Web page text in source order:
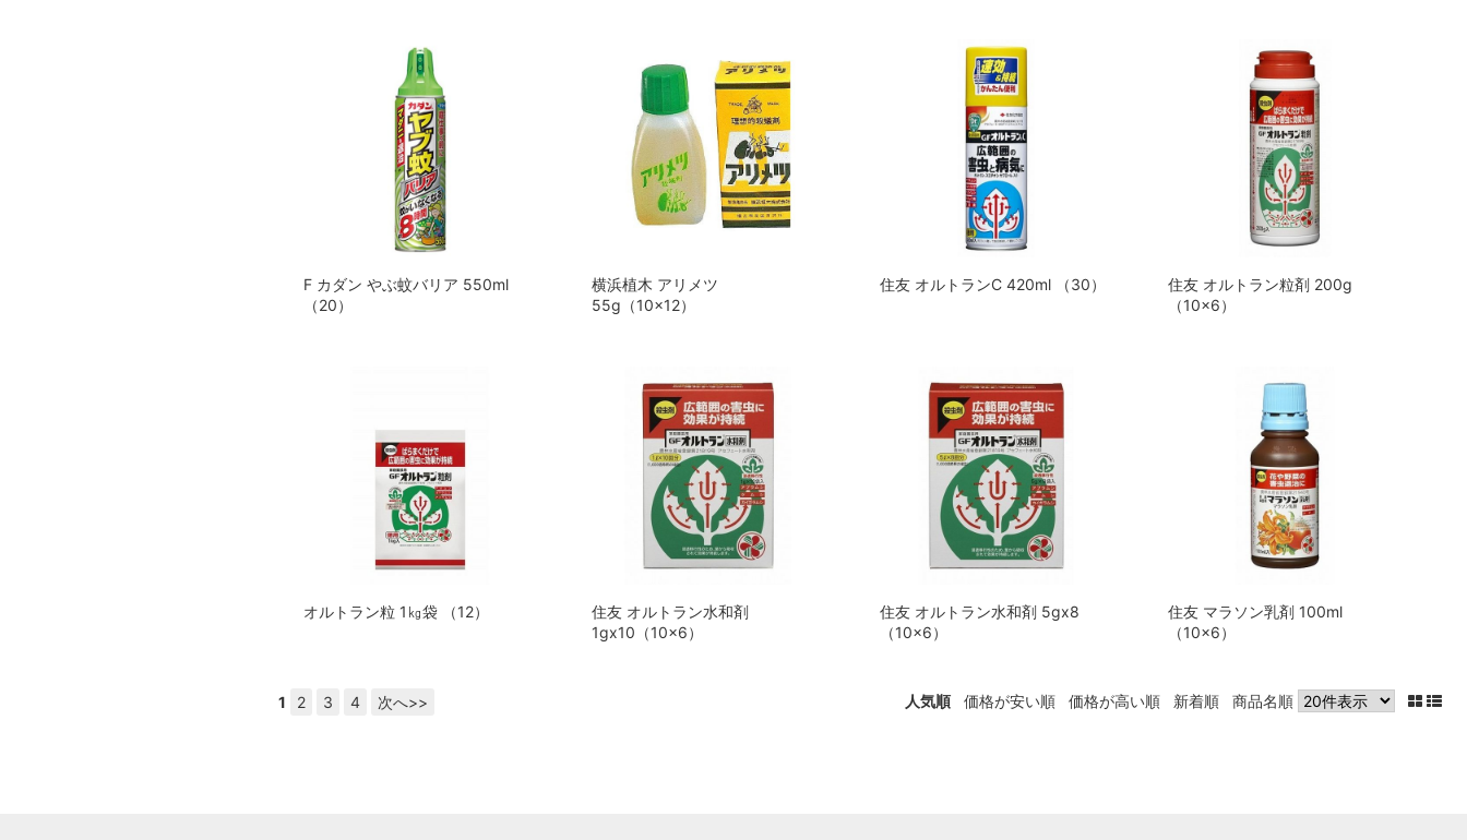
F カダン やぶ蚊バリア 550ml
（20）
横浜植木 アリメツ
55g（10x12）
住友 オルトランC 420ml （30）
住友 オルトラン粒剤 200g
（10x6）
オルトラン粒 1㎏袋 （12）
住友 オルトラン水和剤
1gx10（10x6）
住友 オルトラン水和剤 5gx8
（10x6）
住友 マラソン乳剤 100ml
（10x6）
人気順 価格が安い順 価格が高い順 新着順 商品名順
1 2 3 4 次へ>>